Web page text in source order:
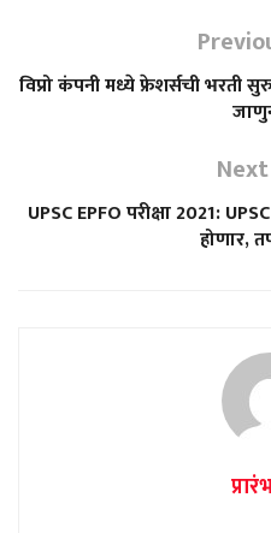
विप्रो कंपनी मध्ये फ्रेशर्सची भरती
UPSC EPFO ​​परीक्षा 2021:
होणार,